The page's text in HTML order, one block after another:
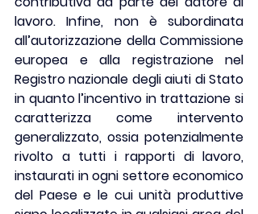
lavoro. Infine, non è subordinata
all’autorizzazione della Commissione
europea e alla registrazione nel
Registro nazionale degli aiuti di Stato
in quanto l’incentivo in trattazione si
caratterizza come intervento
generalizzato, ossia potenzialmente
rivolto a tutti i rapporti di lavoro,
instaurati in ogni settore economico
del Paese e le cui unità produttive